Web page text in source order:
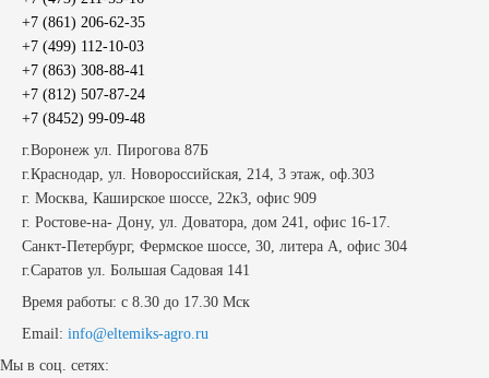
+7 (861) 206-62-35
+7 (499) 112-10-03
+7 (863) 308-88-41
+7 (812) 507-87-24
+7 (8452) 99-09-48
г.Воронеж ул. Пирогова 87Б
г.Краснодар, ул. Новороссийская, 214, 3 этаж, оф.303
г. Москва, Каширское шоссе, 22к3, офис 909
г. Ростове-на- Дону, ул. Доватора, дом 241, офис 16-17.
Санкт-Петербург, Фермское шоссе, 30, литера А, офис 304
г.Саратов ул. Большая Садовая 141
Время работы: с 8.30 до 17.30 Мск
Email: info@eltemiks-agro.ru
Мы в соц. сетях: